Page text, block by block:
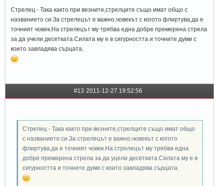
Стрелец - Така както при везните,стрелците също имат общо с
названието си.За стрелецът е важно,човекът с когото флиртува,да е
точният човек.На стрелецът му трябва една добре премерена стрела
за да учели десетката.Силата му е в сигурността и точните думи с
които завладява сърцата.
#13 2011-12-27 19:52:56
Стрелец - Така както при везните,стрелците също имат общо
с названието си.За стрелецът е важно,човекът с когото
флиртува,да е точният човек.На стрелецът му трябва една
добре премерена стрела за да уцели десетката.Силата му е в
сигурността и точните думи с които завладява сърцата.